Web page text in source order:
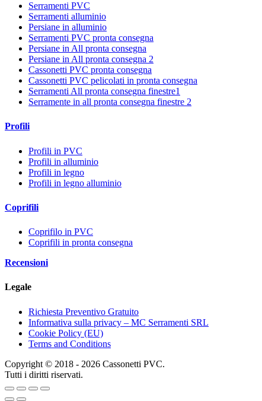
Serramenti PVC
Serramenti alluminio
Persiane in alluminio
Serramenti PVC pronta consegna
Persiane in All pronta consegna
Persiane in All pronta consegna 2
Cassonetti PVC pronta consegna
Cassonetti PVC pelicolati in pronta consegna
Serramenti All pronta consegna finestre1
Serramente in all pronta consegna finestre 2
Profili
Profili in PVC
Profili in alluminio
Profili in legno
Profili in legno alluminio
Coprifili
Coprifilo in PVC
Coprifili in pronta consegna
Recensioni
Legale
Richiesta Preventivo Gratuito
Informativa sulla privacy – MC Serramenti SRL
Cookie Policy (EU)
Terms and Conditions
Copyright © 2018 - 2026 Cassonetti PVC.
Tutti i diritti riservati.